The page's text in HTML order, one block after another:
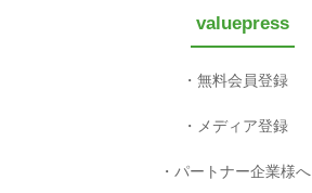
valuepress
無料会員登録
メディア登録
パートナー企業様へ